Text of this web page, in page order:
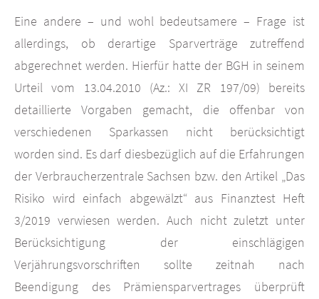
Eine andere – und wohl bedeutsamere – Frage ist
allerdings, ob derartige Sparverträge zutreffend
abgerechnet werden. Hierfür hatte der BGH in seinem
Urteil vom 13.04.2010 (Az.: XI ZR 197/09) bereits
detaillierte Vorgaben gemacht, die offenbar von
verschiedenen Sparkassen nicht berücksichtigt
worden sind. Es darf diesbezüglich auf die Erfahrungen
der Verbraucherzentrale Sachsen bzw. den Artikel „Das
Risiko wird einfach abgewälzt“ aus Finanztest Heft
3/2019 verwiesen werden. Auch nicht zuletzt unter
Berücksichtigung der einschlägigen
Verjährungsvorschriften sollte zeitnah nach
Beendigung des Prämiensparvertrages überprüft